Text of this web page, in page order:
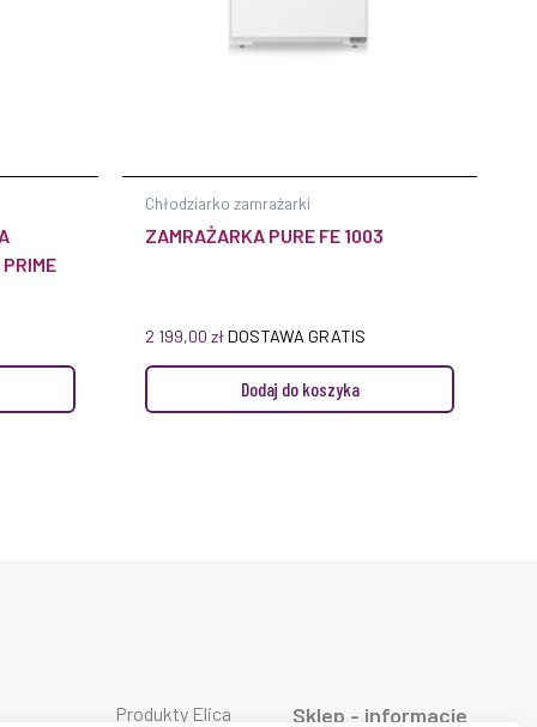
Chłodziarko zamrażarki
ZAMRAŻARKA PURE FE 1003
2 199,00złDOSTAWA GRATIS
Dodaj do koszyka
Produkty Elica
Sklep - informacje